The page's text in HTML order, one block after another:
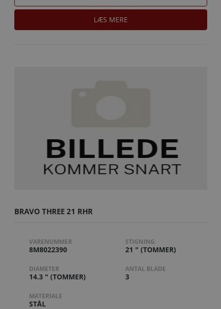
LÆS MERE
BRAVO THREE 21 RHR
VARENUMMER
8M8022390
STIGNING
21 " (TOMMER)
DIAMETER
14.3 " (TOMMER)
ANTAL BLADE
3
MATERIALE
STÅL